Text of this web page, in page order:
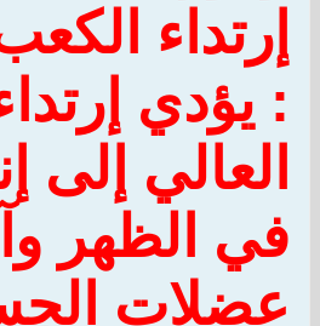
إرتداء
: يؤدي
العالي إلى
في الظهر
عضلات